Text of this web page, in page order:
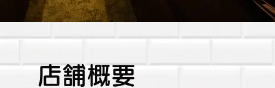
​店舗概要